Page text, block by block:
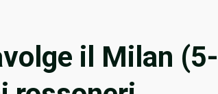
il Milan (5-